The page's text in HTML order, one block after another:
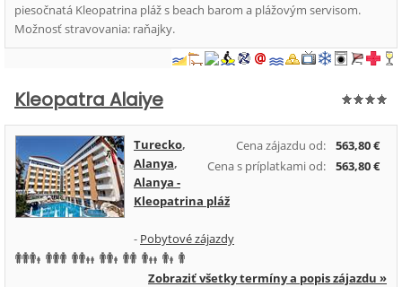
piesočnatá Kleopatrina pláž s beach barom a plážovým servisom.
Možnosť stravovania: raňajky.
Kleopatra Alaiye
Cena zájazdu od:
563,80 €
Cena s príplatkami od:
563,80 €
Turecko,
Alanya,
Alanya -
Kleopatrina pláž
- Pobytové zájazdy
Zobraziť všetky termíny a popis zájazdu »